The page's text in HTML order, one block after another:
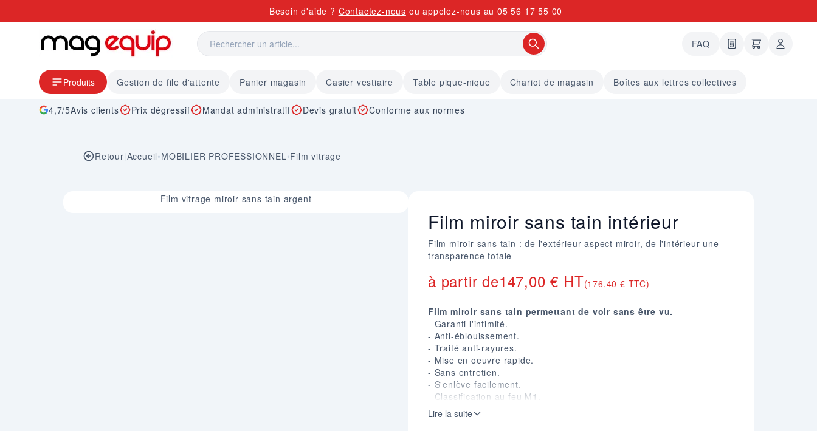
Besoin d'aide ? Contactez-nous ou appelez-nous au 05 56 17 55 00
FAQ 0 articles dans le
undefined
Produits Gestion de file d'attente Panier magasin Casier vestiaire Table pique-nique Chariot de magasin Boîtes aux lettres collectives
4,7/5Avis clients Prix dégressif Mandat administratif Devis gratuit Conforme aux normes
Retour|Accueil•MOBILIER PROFESSIONNEL•Film vitrage
Film vitrage miroir sans tain argent
Film miroir sans tain intérieur
Film miroir sans tain : de l'extérieur aspect miroir, de l'intérieur une
transparence totale
à partir de147,00 € HT(176,40 € TTC)
Film miroir sans tain permettant de voir sans être vu.
- Garanti l'intimité.
- Anti-éblouissement.
- Traité anti-rayures.
- Mise en oeuvre rapide.
- Sans entretien.
- S'enlève facilement.
- Classification au feu M1.
- Garantie 10 ans sans exposition directe au soleil.
Lire la suite